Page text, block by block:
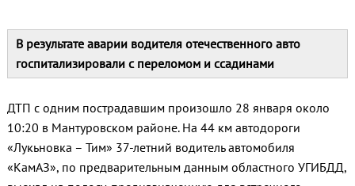
В результате аварии водителя отечественного авто
госпитализировали с переломом и ссадинами
ДТП с одним пострадавшим произошло 28 января около
10:20 в Мантуровском районе. На 44 км автодороги
«Лукьновка – Тим» 37-летний водитель автомобиля
«КамАЗ», по предварительным данным областного УГИБДД,